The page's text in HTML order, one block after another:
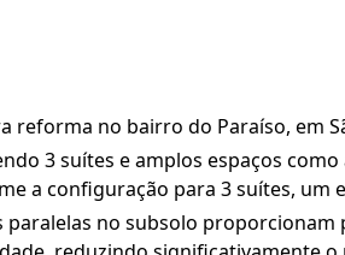
reforma no bairro do Paraíso, em
3 suítes e amplos espaços
a configuração para 3 suítes, um
paralelas no subsolo